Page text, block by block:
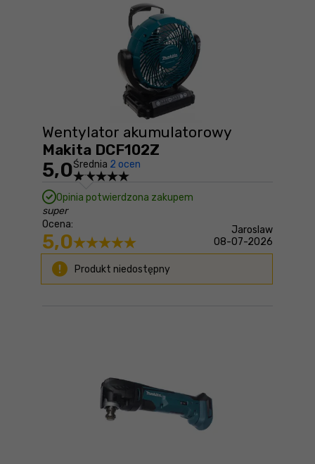
Wentylator akumulatorowy
Makita DCF102Z
5,0Średnia 2 ocen
Opinia potwierdzona zakupem
super
Ocena:
5,0
Jaroslaw
08-07-2026
Produkt niedostępny